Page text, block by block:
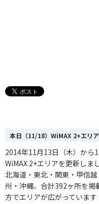
本日（11/18）WiMAX 2+エリ
2014年11月13日（木）から
WiMAX 2+エリアを更新しま
北海道・東北・関東・甲信
州・沖縄、合計392ヶ所を掲
方でエリアが広がっています